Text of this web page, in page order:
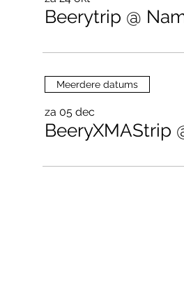
Beerytrip @
Meerdere datums
za 05 dec
BeeryXMAStrip